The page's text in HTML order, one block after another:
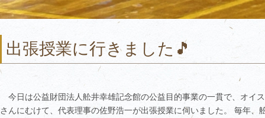
出張授業に行きました🎵
今日は公益財団法人舩井幸雄記念館の公益目的事業の一貫で、オイ
さんにむけて、代表理事の佐野浩一が出張授業に伺いました。 毎年、